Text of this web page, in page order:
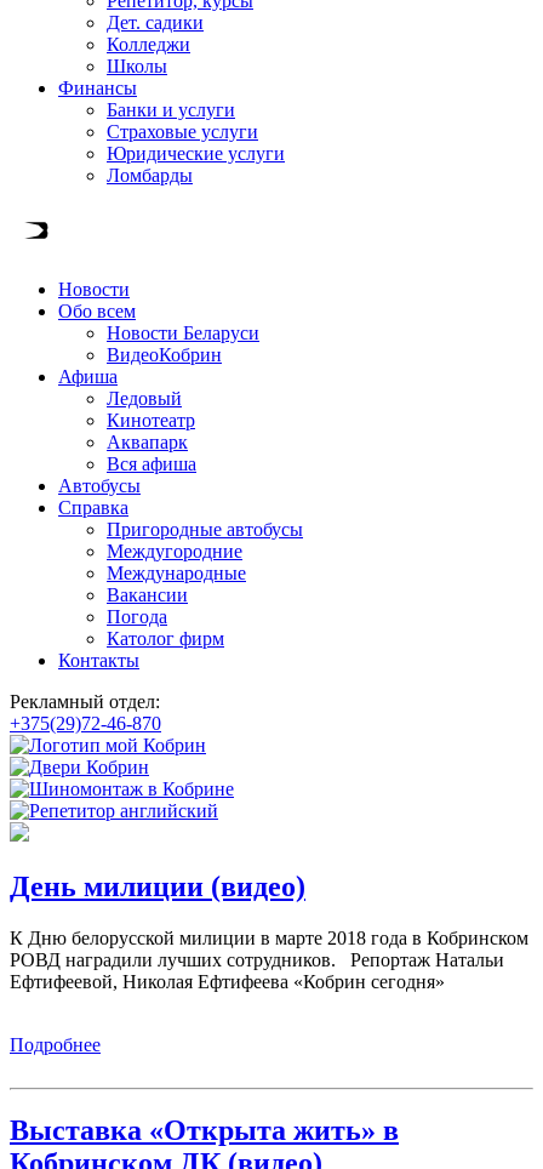
Дет. садики
Колледжи
Школы
Финансы
Банки и услуги
Страховые услуги
Юридические услуги
Ломбарды
Новости
Обо всем
Новости Беларуси
ВидеоКобрин
Афиша
Ледовый
Кинотеатр
Аквапарк
Вся афиша
Автобусы
Справка
Пригородные автобусы
Междугородние
Международные
Вакансии
Погода
Католог фирм
Контакты
Рекламный отдел:
+375(29)72-46-870
День милиции (видео)
К Дню белорусской милиции в марте 2018 года в Кобринском
РОВД наградили лучших сотрудников. Репортаж Натальи
Ефтифеевой, Николая Ефтифеева «Кобрин сегодня»
Подробнее
Выставка «Открыта жить» в
Кобринском ДК (видео)